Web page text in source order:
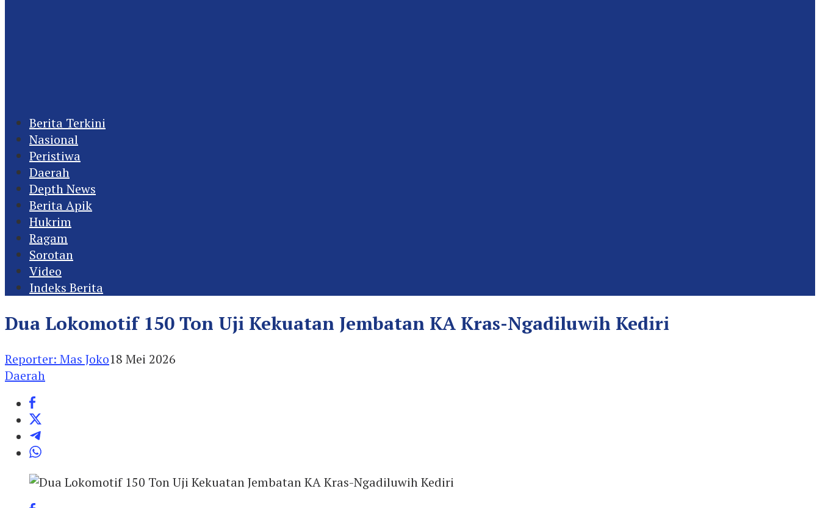
Berita Terkini
Nasional
Peristiwa
Daerah
Depth News
Berita Apik
Hukrim
Ragam
Sorotan
Video
Indeks Berita
Dua Lokomotif 150 Ton Uji Kekuatan Jembatan KA Kras-Ngadiluwih Kediri
Reporter: Mas Joko18 Mei 2026
Daerah